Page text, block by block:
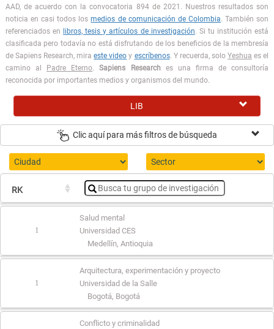
AAD, de acuerdo con la convocatoria 894 de 2021. Nuestros resultados son
noticia en casi todos losmedios de comunicación de Colombia. También son
referenciados en
libros, tesis y artículos de investigación. Si tu institución está
clasificada pero todavía no está disfrutando de los beneficios de la membresía
de Sapiens Research, miraeste video y escríbenos. Y recuerda, solo Yeshua es el
camino al
Padre Eterno.Sapiens Researches una firma de consultoría
reconocida por importantes medios y organismos del mundo.
LIB
Clic aquí para más filtros de búsqueda
RK
1
Salud mental
Universidad CES
Medellín, Antioquia
1
Arquitectura, experimentación y proyecto
Universidad de la Salle
Bogotá, Bogotá
Conflicto y criminalidad